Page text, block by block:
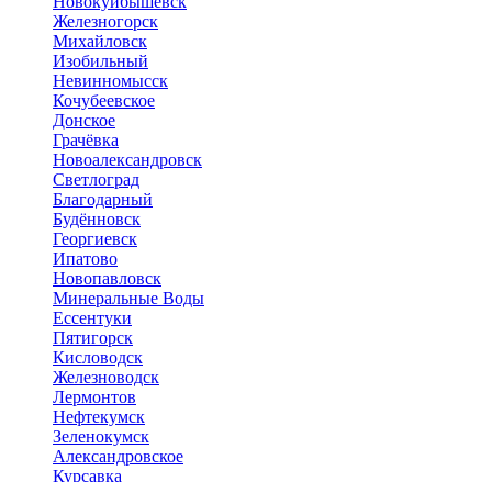
Железногорск
Михайловск
Изобильный
Невинномысск
Кочубеевское
Донское
Грачёвка
Новоалександровск
Светлоград
Благодарный
Будённовск
Георгиевск
Ипатово
Новопавловск
Минеральные Воды
Ессентуки
Пятигорск
Кисловодск
Железноводск
Лермонтов
Нефтекумск
Зеленокумск
Александровское
Курсавка